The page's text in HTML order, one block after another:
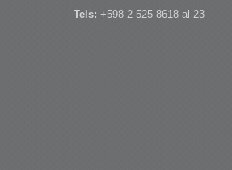
Tels: +598 2 525 8618 al 23